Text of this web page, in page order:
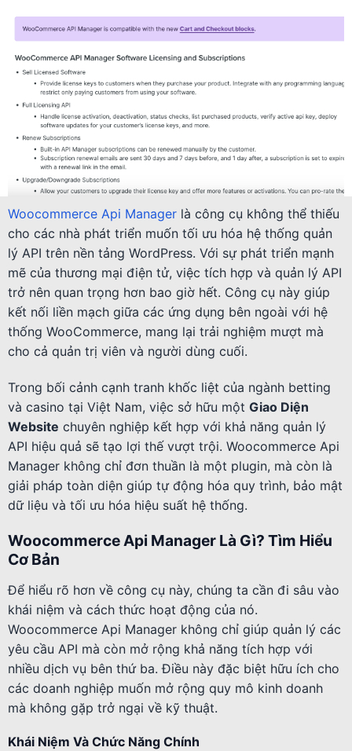
Woocommerce Api Manager là công cụ không thể thiếu
cho các nhà phát triển muốn tối ưu hóa hệ thống quản
lý API trên nền tảng WordPress. Với sự phát triển mạnh
mẽ của thương mại điện tử, việc tích hợp và quản lý API
trở nên quan trọng hơn bao giờ hết. Công cụ này giúp
kết nối liền mạch giữa các ứng dụng bên ngoài với hệ
thống WooCommerce, mang lại trải nghiệm mượt mà
cho cả quản trị viên và người dùng cuối.
Trong bối cảnh cạnh tranh khốc liệt của ngành betting
và casino tại Việt Nam, việc sở hữu một Giao Diện
Website chuyên nghiệp kết hợp với khả năng quản lý
API hiệu quả sẽ tạo lợi thế vượt trội. Woocommerce Api
Manager không chỉ đơn thuần là một plugin, mà còn là
giải pháp toàn diện giúp tự động hóa quy trình, bảo mật
dữ liệu và tối ưu hóa hiệu suất hệ thống.
Woocommerce Api Manager Là Gì? Tìm Hiểu
Cơ Bản
Để hiểu rõ hơn về công cụ này, chúng ta cần đi sâu vào
khái niệm và cách thức hoạt động của nó.
Woocommerce Api Manager không chỉ giúp quản lý các
yêu cầu API mà còn mở rộng khả năng tích hợp với
nhiều dịch vụ bên thứ ba. Điều này đặc biệt hữu ích cho
các doanh nghiệp muốn mở rộng quy mô kinh doanh
mà không gặp trở ngại về kỹ thuật.
Khái Niệm Và Chức Năng Chính